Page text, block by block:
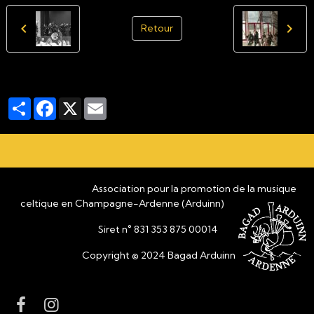
Retour
PartagerFacebook
X
Association pour la promotion de la musique
celtique en Champagne-Ardenne (Arduinn)
Siret n° 831 353 875 00014
Copyright © 2024 Bagad Arduinn